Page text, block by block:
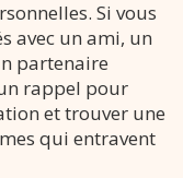
Si vous
avec un ami, un
partenaire
rappel pour
et trouver une
qui entravent